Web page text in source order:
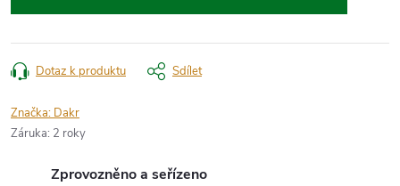
Dotaz k produktu Sdílet
Značka: Dakr
Záruka: 2 roky
Zprovozněno a seřízeno